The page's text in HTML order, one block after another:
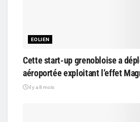
EOLIEN
Cette start-up grenobloise a
aéroportée exploitant l’effet
il y a 8 mois